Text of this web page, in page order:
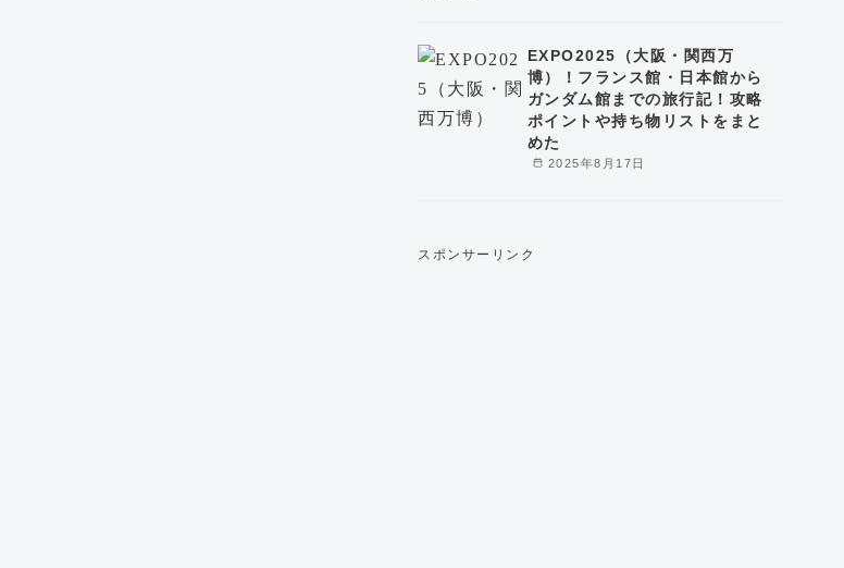
2025年8月17日
EXPO2025（大阪・関西万
博）！フランス館・日本館から
ガンダム館までの旅行記！攻略
ポイントや持ち物リストをまと
めた
スポンサーリンク